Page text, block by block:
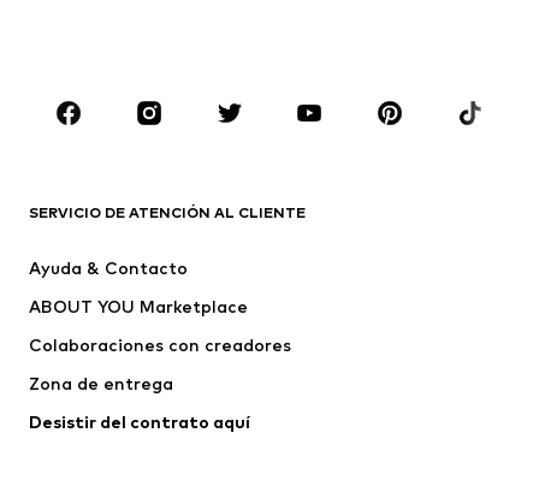
ROPA
Camisetas
Jeans
Pantalones
Ropa interior
Jerséis y cárdigans
Trajes y chaquetas
Ropa de baño
SERVICIO DE ATENCIÓN AL CLIENTE
Ayuda & Contacto
ABOUT YOU Marketplace
Colaboraciones con creadores
Zona de entrega
Desistir del contrato aquí